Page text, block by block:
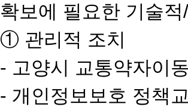
확보에 필요한 기술
① 관리적 조치
- 고양시 교통약자이
- 개인정보보호 정책